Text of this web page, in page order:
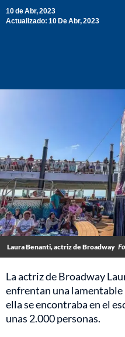
10 de Abr, 2023
Actualizado: 10 De Abr, 2023
Laura Benanti, actriz de Broadway
La actriz de Broadway
enfrentan una
ella se encontraba en el
unas 2.000 personas.